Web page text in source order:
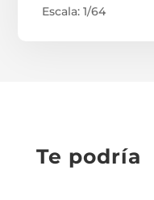
Escala: 1/64
Te podría